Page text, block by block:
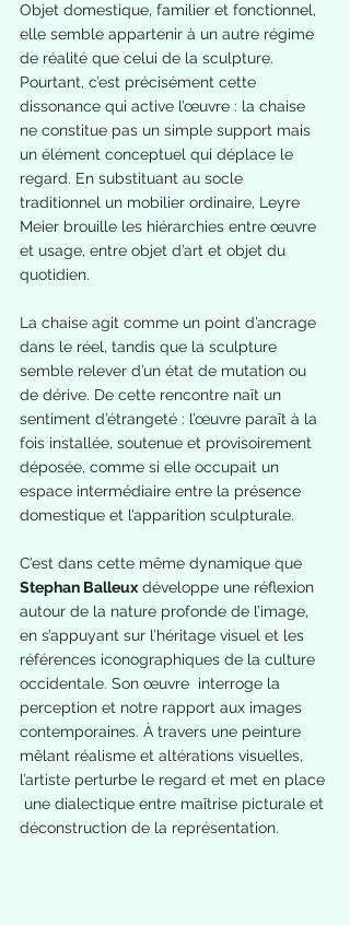
Objet domestique, familier et fonctionnel,
elle semble appartenir à un autre régime
de réalité que celui de la sculpture.
Pourtant, c’est précisément cette
dissonance qui active l’œuvre : la chaise
ne constitue pas un simple support mais
un élément conceptuel qui déplace le
regard. En substituant au socle
traditionnel un mobilier ordinaire, Leyre
Meier brouille les hiérarchies entre œuvre
et usage, entre objet d’art et objet du
quotidien.
La chaise agit comme un point d’ancrage
dans le réel, tandis que la sculpture
semble relever d’un état de mutation ou
de dérive. De cette rencontre naît un
sentiment d’étrangeté : l’œuvre paraît à la
fois installée, soutenue et provisoirement
déposée, comme si elle occupait un
espace intermédiaire entre la présence
domestique et l’apparition sculpturale.
C’est dans cette même dynamique que
Stephan Balleux développe une réflexion
autour de la nature profonde de l’image,
en s’appuyant sur l’héritage visuel et les
références iconographiques de la culture
occidentale. Son œuvre  interroge la
perception et notre rapport aux images
contemporaines. À travers une peinture
mêlant réalisme et altérations visuelles,
l’artiste perturbe le regard et met en place
une dialectique entre maîtrise picturale et
déconstruction de la représentation.